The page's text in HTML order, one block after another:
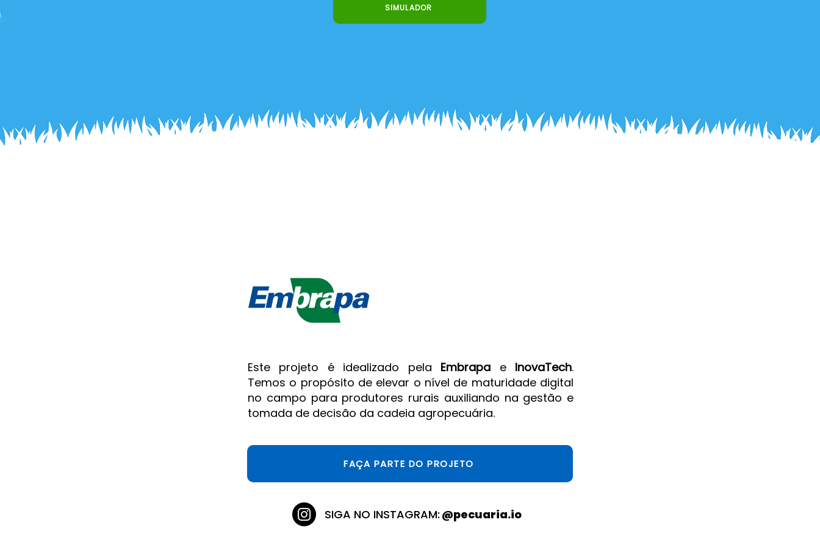
SIMULADOR
Este projeto é idealizado pela Embrapa e InovaTech.
Temos o propósito de elevar o nível de maturidade digital
no campo para produtores rurais auxiliando na gestão e
tomada de decisão da cadeia agropecuária.
FAÇA PARTE DO PROJETO
SIGA NO INSTAGRAM: @pecuaria.io